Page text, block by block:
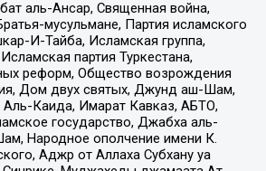
аль-Ансар, Священная война,
мусульмане, Партия исламского
И-Тайба, Исламская группа,
партия Туркестана,
реформ, Общество возрождения
Дом двух святых, Джунд аш-Шам,
Каида, Имарат Кавказ, АБТО,
государство, Джабха аль-
Народное ополчение имени К.
Аджр от Аллаха Субхану уа